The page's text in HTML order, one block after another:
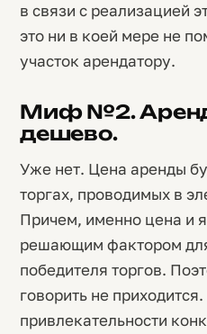
в связи с реализацией
это ни в коей мере не
участок арендатору.
Миф №2.
дешево.
Уже нет. Цена аренды
торгах, проводимых в
Причем, именно цена и
решающим фактором
победителя торгов.
говорить не
привлекательности